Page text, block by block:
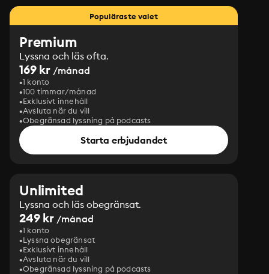
Populäraste valet
Premium
Lyssna och läs ofta.
169 kr /månad
1 konto
100 timmar/månad
Exklusivt innehåll
Avsluta när du vill
Obegränsad lyssning på podcasts
Starta erbjudandet
Unlimited
Lyssna och läs obegränsat.
249 kr /månad
1 konto
Lyssna obegränsat
Exklusivt innehåll
Avsluta när du vill
Obegränsad lyssning på podcasts